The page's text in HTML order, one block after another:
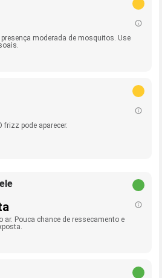
moderada de mosquitos. Use
frizz pode aparecer.
ar. Pouca chance de ressecamento e